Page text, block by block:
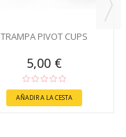
TRAMPA PIVOT CUPS
5,00 €
AÑADIR A LA CESTA